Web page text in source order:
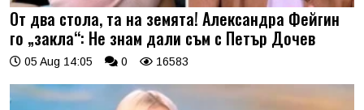
От два стола, та на земята! Александра Фейгин
го „закла“: Не знам дали съм с Петър Дочев
05 Aug 14:05 0 16583